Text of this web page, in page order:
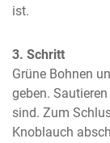
ist.
3. Schritt
Grüne Bohnen
geben.
sind. Zum
Knoblauch